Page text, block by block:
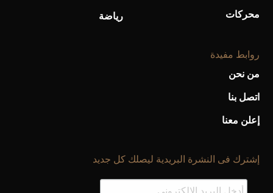
محركات رياضة
روابط مفيدة
من نحن
اتصل بنا
إعلن معنا
إشترك فى النشرة البريدية ليصلك كل جديد